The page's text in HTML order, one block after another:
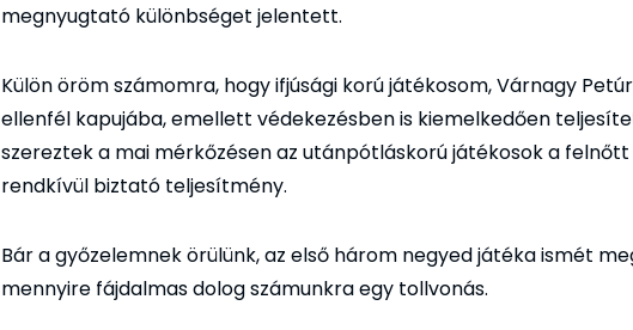
megnyugtató különbséget jelentett.
Külön öröm számomra, hogy ifjúsági korú játékosom, Várnagy
ellenfél kapujába, emellett védekezésben is kiemelkedően
szereztek a mai mérkőzésen az utánpótláskorú játékosok a
rendkívül biztató teljesítmény.
Bár a győzelemnek örülünk, az első három negyed játéka ismét
mennyire fájdalmas dolog számunkra egy tollvonás.